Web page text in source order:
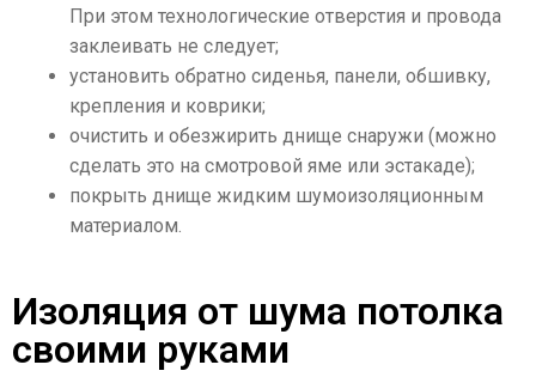
При этом технологические отверстия и провода
заклеивать не следует;
установить обратно сиденья, панели, обшивку,
крепления и коврики;
очистить и обезжирить днище снаружи (можно
сделать это на смотровой яме или эстакаде);
покрыть днище жидким шумоизоляционным
материалом.
Изоляция от шума потолка
своими руками